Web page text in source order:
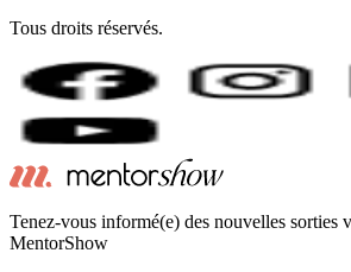
Tous droits réservés.
Tenez-vous informé(e) des nouvelles sorties
MentorShow